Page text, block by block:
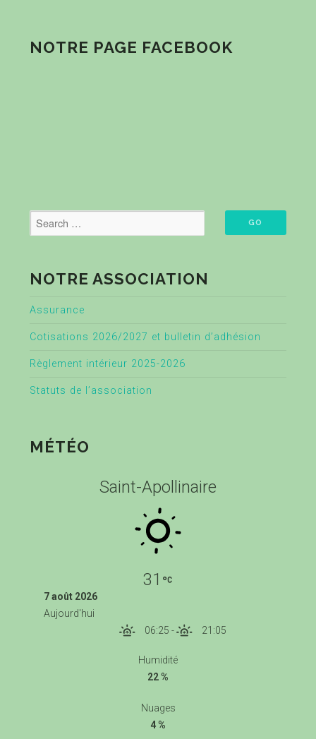
NOTRE PAGE FACEBOOK
NOTRE ASSOCIATION
Assurance
Cotisations 2026/2027 et bulletin d’adhésion
Règlement intérieur 2025-2026
Statuts de l’association
MÉTÉO
Saint-Apollinaire
31
7 août 2026
Aujourd'hui
06:25 - 21:05
Humidité
22 %
Nuages
4 %